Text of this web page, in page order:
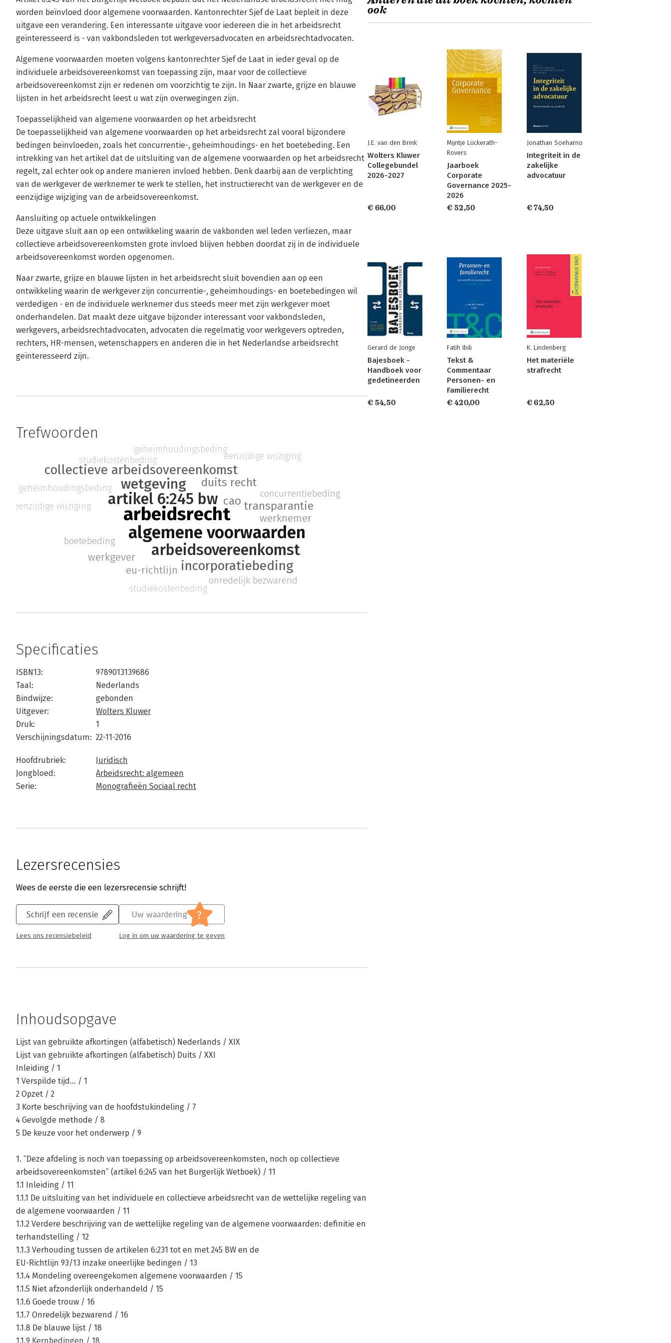
worden beïnvloed door algemene voorwaarden. Kantonrechter Sjef de Laat bepleit in deze
uitgave een verandering. Een interessante uitgave voor iedereen die in het arbeidsrecht
geïnteresseerd is - van vakbondsleden tot werkgeversadvocaten en arbeidsrechtadvocaten.
Algemene voorwaarden moeten volgens kantonrechter Sjef de Laat in ieder geval op de
individuele arbeidsovereenkomst van toepassing zijn, maar voor de collectieve
arbeidsovereenkomst zijn er redenen om voorzichtig te zijn. In Naar zwarte, grijze en blauwe
lijsten in het arbeidsrecht leest u wat zijn overwegingen zijn.
Toepasselijkheid van algemene voorwaarden op het arbeidsrecht
De toepasselijkheid van algemene voorwaarden op het arbeidsrecht zal vooral bijzondere
bedingen beïnvloeden, zoals het concurrentie-, geheimhoudings- en het boetebeding. Een
intrekking van het artikel dat de uitsluiting van de algemene voorwaarden op het arbeidsrecht
regelt, zal echter ook op andere manieren invloed hebben. Denk daarbij aan de verplichting
van de werkgever de werknemer te werk te stellen, het instructierecht van de werkgever en de
eenzijdige wijziging van de arbeidsovereenkomst.
Aansluiting op actuele ontwikkelingen
Deze uitgave sluit aan op een ontwikkeling waarin de vakbonden wel leden verliezen, maar
collectieve arbeidsovereenkomsten grote invloed blijven hebben doordat zij in de individuele
arbeidsovereenkomst worden opgenomen.
Naar zwarte, grijze en blauwe lijsten in het arbeidsrecht sluit bovendien aan op een
ontwikkeling waarin de werkgever zijn concurrentie-, geheimhoudings- en boetebedingen wil
verdedigen - en de individuele werknemer dus steeds meer met zijn werkgever moet
onderhandelen. Dat maakt deze uitgave bijzonder interessant voor vakbondsleden,
werkgevers, arbeidsrechtadvocaten, advocaten die regelmatig voor werkgevers optreden,
rechters, HR-mensen, wetenschappers en anderen die in het Nederlandse arbeidsrecht
geïnteresseerd zijn.
Trefwoorden
arbeidsrecht
algemene voorwaarden
artikel 6:245 bw
arbeidsovereenkomst
wetgeving
incorporatiebeding
collectieve arbeidsovereenkomst
cao
duits recht
transparantie
eu-richtlijn
werknemer
werkgever
concurrentiebeding
boetebeding
onredelijk bezwarend
studiekostenbeding
geheimhoudingsbeding
eenzijdige wijziging
studiekostenbeding
geheimhoudingsbeding
eenzijdige wijziging
Specificaties
ISBN13:
9789013139686
Taal:
Nederlands
Bindwijze:
gebonden
Uitgever:
Wolters Kluwer
Druk:
1
Verschijningsdatum: 22-11-2016
Hoofdrubriek:
Juridisch
Jongbloed:
Arbeidsrecht: algemeen
Serie:
Monografieën Sociaal recht
Lezersrecensies
Wees de eerste die een lezersrecensie schrijft!
Schrijf een recensie
Lees ons recensiebeleid
Uw waardering ?
Log in om uw waardering te geven
Inhoudsopgave
Lijst van gebruikte afkortingen (alfabetisch) Nederlands / XIX
Lijst van gebruikte afkortingen (alfabetisch) Duits / XXI
Inleiding / 1
1 Verspilde tijd… / 1
2 Opzet / 2
3 Korte beschrijving van de hoofdstukindeling / 7
4 Gevolgde methode / 8
5 De keuze voor het onderwerp / 9
1. “Deze afdeling is noch van toepassing op arbeidsovereenkomsten, noch op collectieve
arbeidsovereenkomsten” (artikel 6:245 van het Burgerlijk Wetboek) / 11
1.1 Inleiding / 11
1.1.1 De uitsluiting van het individuele en collectieve arbeidsrecht van de wettelijke regeling van
de algemene voorwaarden / 11
1.1.2 Verdere beschrijving van de wettelijke regeling van de algemene voorwaarden: definitie en
terhandstelling / 12
1.1.3 Verhouding tussen de artikelen 6:231 tot en met 245 BW en de
EU-Richtlijn 93/13 inzake oneerlijke bedingen / 13
1.1.4 Mondeling overeengekomen algemene voorwaarden / 15
1.1.5 Niet afzonderlijk onderhandeld / 15
1.1.6 Goede trouw / 16
1.1.7 Onredelijk bezwarend / 16
1.1.8 De blauwe lijst / 18
1.1.9 Kernbedingen / 18
ook
J.E. van den Brink
Wolters Kluwer
Collegebundel
2026-2027
€ 66,00
Mijntje Lückerath-
Rovers
Jaarboek
Corporate
Governance 2025-
2026
€ 52,50
Jonathan Soeharno
Integriteit in de
zakelijke
advocatuur
€ 74,50
Gerard de Jonge
Bajesboek -
Handboek voor
gedetineerden
€ 54,50
Fatih Ibili
Tekst &
Commentaar
Personen- en
Familierecht
€ 420,00
K. Lindenberg
Het materiële
strafrecht
€ 62,50